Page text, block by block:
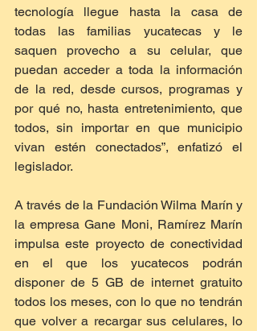
tecnología llegue hasta la casa de
todas las familias yucatecas y le
saquen provecho a su celular, que
puedan acceder a toda la información
de la red, desde cursos, programas y
por qué no, hasta entretenimiento, que
todos, sin importar en que municipio
vivan estén conectados”, enfatizó el
legislador.
A través de la Fundación Wilma Marín y
la empresa Gane Moni, Ramírez Marín
impulsa este proyecto de conectividad
en el que los yucatecos podrán
disponer de 5 GB de internet gratuito
todos los meses, con lo que no tendrán
que volver a recargar sus celulares, lo